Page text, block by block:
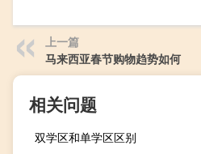
上一篇
马来西亚春节购物趋势如何
相关问题
双学区和单学区区别